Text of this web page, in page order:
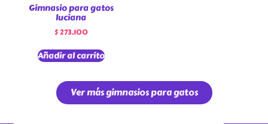
Gimnasio para gatos
luciana
$273.100
Añadir al carrito
Ver más gimnasios para gatos